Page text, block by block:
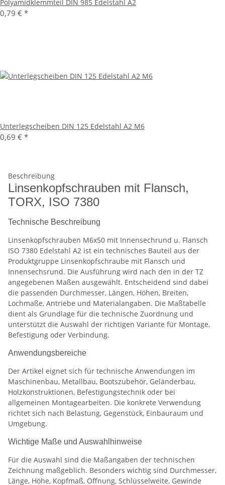
Polyamidklemmteil DIN 985 Edelstahl A2
0,79 € *
Unterlegscheiben DIN 125 Edelstahl A2 M6
0,69 € *
Beschreibung
Linsenkopfschrauben mit Flansch,
TORX, ISO 7380
Technische Beschreibung
Linsenkopfschrauben M6x50 mit Innensechrund u. Flansch
ISO 7380 Edelstahl A2 ist ein technisches Bauteil aus der
Produktgruppe Linsenkopfschraube mit Flansch und
Innensechsrund. Die Ausführung wird nach den in der TZ
angegebenen Maßen ausgewählt. Entscheidend sind dabei
die passenden Durchmesser, Längen, Höhen, Breiten,
Lochmaße, Antriebe und Materialangaben. Die Maßtabelle
dient als Grundlage für die technische Zuordnung und
unterstützt die Auswahl der richtigen Variante für Montage,
Befestigung oder Verbindung.
Anwendungsbereiche
Der Artikel eignet sich für technische Anwendungen im
Maschinenbau, Metallbau, Bootszubehör, Geländerbau,
Holzkonstruktionen, Befestigungstechnik oder bei
allgemeinen Montagearbeiten. Die konkrete Verwendung
richtet sich nach Belastung, Gegenstück, Einbauraum und
Umgebung.
Wichtige Maße und Auswahlhinweise
Für die Auswahl sind die Maßangaben der technischen
Zeichnung maßgeblich. Besonders wichtig sind Durchmesser,
Länge, Höhe, Kopfmaß, Öffnung, Schlüsselweite, Gewinde